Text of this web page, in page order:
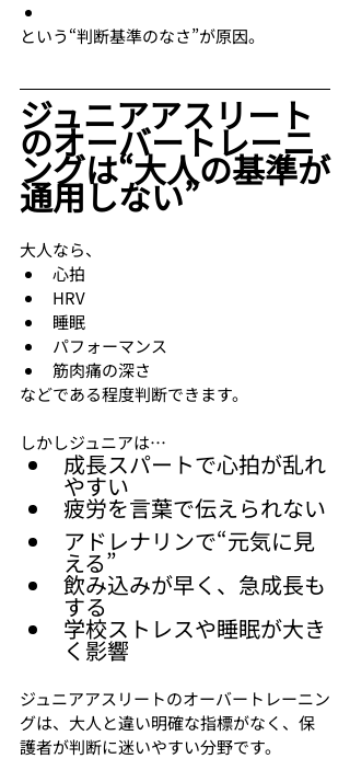
という“判断基準のなさ”が原因。
ジュニアアスリート
のオーバートレーニ
ングは“大人の基準が
通用しない”
大人なら、
心拍
HRV
睡眠
パフォーマンス
筋肉痛の深さ
などである程度判断できます。
しかしジュニアは…
成長スパートで心拍が乱れ
やすい
疲労を言葉で伝えられない
アドレナリンで“元気に見
える”
飲み込みが早く、急成長も
する
学校ストレスや睡眠が大き
く影響
ジュニアアスリートのオーバートレーニン
グは、大人と違い明確な指標がなく、保
護者が判断に迷いやすい分野です。